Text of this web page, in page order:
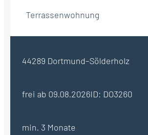
Terrassenwohnung
44289 Dortmund–Sölderholz
frei ab 09.08.2026ID: DO3260
min. 3 Monate